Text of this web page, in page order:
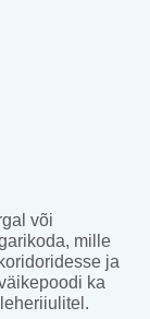
või
mille
ja
ka